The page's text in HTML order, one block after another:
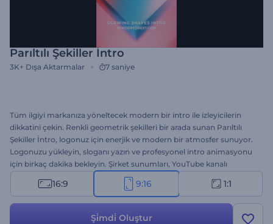
Parıltılı Şekiller İntro
3K+ Dışa Aktarmalar 7 saniye
Tüm ilgiyi markanıza yöneltecek modern bir intro ile izleyicilerin
dikkatini çekin. Renkli geometrik şekilleri bir arada sunan Parıltılı
Şekiller İntro, logonuz için enerjik ve modern bir atmosfer sunuyor.
Logonuzu yükleyin, sloganı yazın ve profesyonel intro animasyonu
için birkaç dakika bekleyin. Şirket sunumları, YouTube kanalı
introları, kurumsal sunumlar, TV reklamları gibi birçok proje ile
uyumlu. Bu harika video şablonunu kullanarak projelerinize bol
16:9 9:16 1:1
Şi̇mdi̇ Oluştur